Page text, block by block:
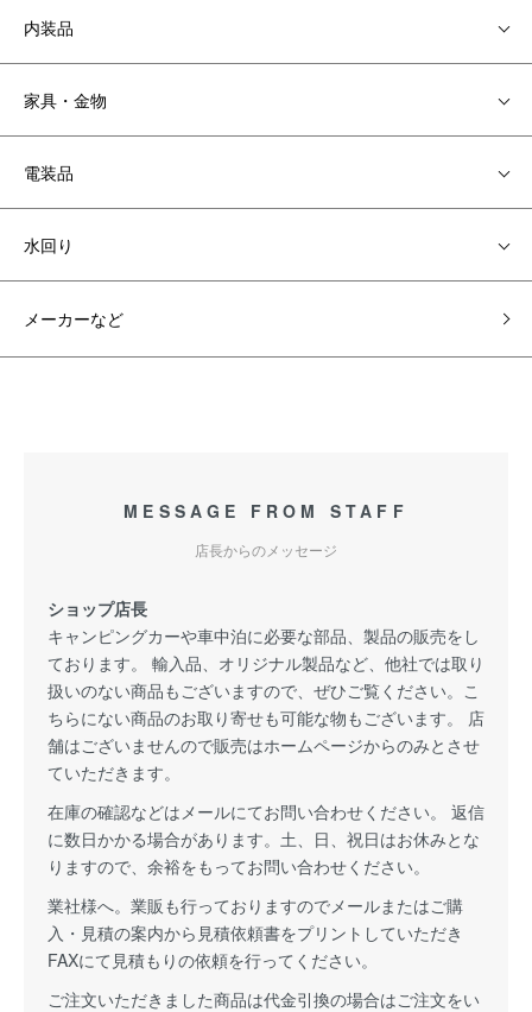
内装品
家具・金物
電装品
水回り
メーカーなど
MESSAGE FROM STAFF
店長からのメッセージ
ショップ店長
キャンピングカーや車中泊に必要な部品、製品の販売をし
ております。 輸入品、オリジナル製品など、他社では取り
扱いのない商品もございますので、ぜひご覧ください。こ
ちらにない商品のお取り寄せも可能な物もございます。 店
舗はございませんので販売はホームページからのみとさせ
ていただきます。
在庫の確認などはメールにてお問い合わせください。 返信
に数日かかる場合があります。土、日、祝日はお休みとな
りますので、余裕をもってお問い合わせください。
業社様へ。業販も行っておりますのでメールまたはご購
入・見積の案内から見積依頼書をプリントしていただき
FAXにて見積もりの依頼を行ってください。
ご注文いただきました商品は代金引換の場合はご注文をい